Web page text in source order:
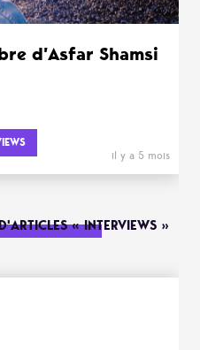
d’Asfar Shamsi
il y a 5 mois
« INTERVIEWS »